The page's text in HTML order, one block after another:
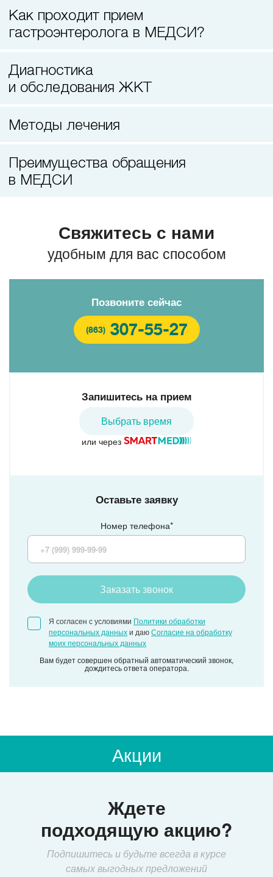
Как проходит прием
гастроэнтеролога в МЕДСИ?
Диагностика
и обследования ЖКТ
Методы лечения
Преимущества обращения
в МЕДСИ
Свяжитесь с нами
удобным для вас способом
Позвоните сейчас
(863) 307-55-27
Оставьте заявку
Номер телефона*
Заказать звонок
Я согласен с условиями Политики обработки
персональных данныхи даюСогласие на обработку
моих персональных данных
Вам будет совершен обратный автоматический звонок,
дождитесь ответа оператора.
Запишитесь на прием
Выбрать время
или через
Акции
Ждете
подходящую акцию?
Подпишитесь и будьте всегда в курсе
самых выгодных предложений